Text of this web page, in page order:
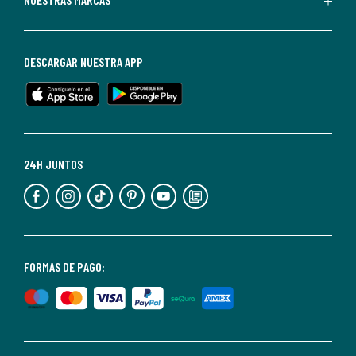
de
en
cualquier
Para
información,
puedes
nuestra
de
privacidad</2>.
FORMAS DE PAGO:
24H JUNTOS
DESCARGAR NUESTRA APP